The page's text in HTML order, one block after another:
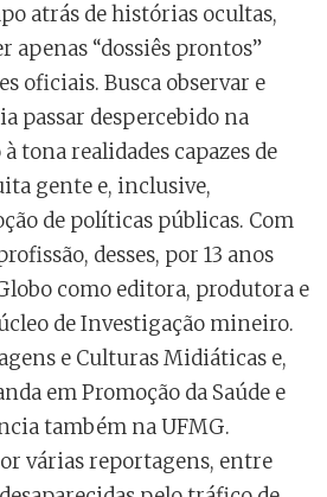
atrás de histórias ocultas,
apenas “dossiês prontos”
oficiais. Busca observar e
passar despercebido na
tona realidades capazes de
gente e, inclusive,
de políticas públicas. Com
desses, por 13 anos
como editora, produtora e
de Investigação mineiro.
e Culturas Midiáticas e,
em Promoção da Saúde e
também na UFMG.
várias reportagens, entre